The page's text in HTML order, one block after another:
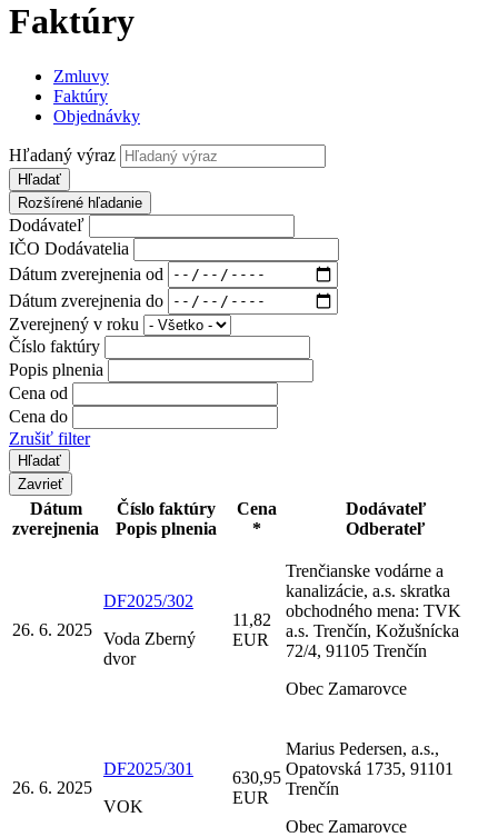
Faktúry
Zmluvy
Faktúry
Objednávky
Hľadaný výraz
Hľadať
Rozšírené hľadanie
Dodávateľ
IČO Dodávatelia
Dátum zverejnenia od
Dátum zverejnenia do
Zverejnený v roku
Číslo faktúry
Popis plnenia
Cena od
Cena do
Zrušiť filter
Zavrieť
Dátum
zverejnenia
Číslo faktúry
Popis plnenia
Cena
*
Dodávateľ
Odberateľ
26. 6. 2025
DF2025/302
Voda Zberný
dvor
11,82
EUR
Trenčianske vodárne a
kanalizácie, a.s. skratka
obchodného mena: TVK
a.s. Trenčín, Kožušnícka
72/4, 91105 Trenčín
Obec Zamarovce
26. 6. 2025
DF2025/301
VOK
630,95
EUR
Marius Pedersen, a.s.,
Opatovská 1735, 91101
Trenčín
Obec Zamarovce